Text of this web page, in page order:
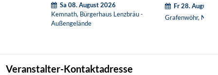
Sa 08. August 2026
Kemnath, Bürgerhaus Lenzbräu -
Außengelände
Fr 28. August
Grafenwöhr,
Veranstalter-Kontaktadresse